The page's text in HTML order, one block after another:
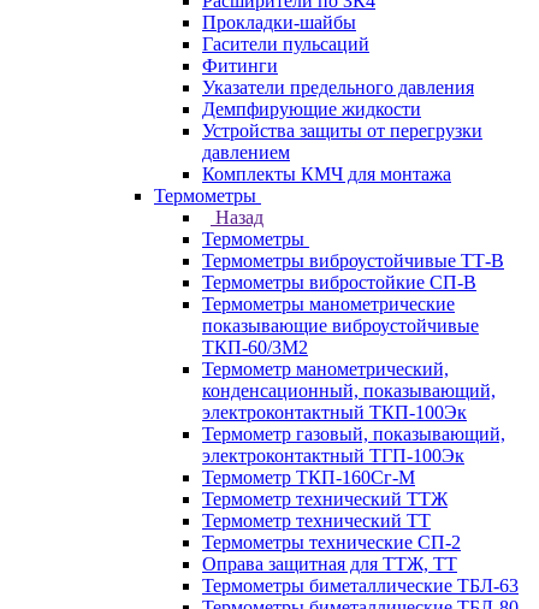
Прокладки-шайбы
Гасители пульсаций
Фитинги
Указатели предельного давления
Демпфирующие жидкости
Устройства защиты от перегрузки
давлением
Комплекты КМЧ для монтажа
Термометры
Назад
Термометры
Термометры виброустойчивые ТТ-В
Термометры вибростойкие СП-В
Термометры манометрические
показывающие виброустойчивые
ТКП-60/3М2
Термометр манометрический,
конденсационный, показывающий,
электроконтактный ТКП-100Эк
Термометр газовый, показывающий,
электроконтактный ТГП-100Эк
Термометр ТКП-160Сг-М
Термометр технический ТТЖ
Термометр технический ТТ
Термометры технические СП-2
Оправа защитная для ТТЖ, ТТ
Термометры биметаллические ТБЛ-63